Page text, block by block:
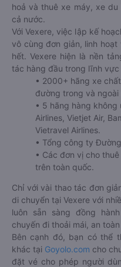
hoả và thuê xe máy, xe
cả nước.
Với Vexere, việc lập kế
vô cùng đơn giản, linh
hết. Vexere hiện là nền
tác hàng đầu trong lĩnh vực
• 2000+ hãng xe
đường trong và ngoài
• 5 hãng hàng không
Airlines, Vietjet Air,
Vietravel Airlines.
• Tổng công ty
• Các đơn vị cho
trên toàn quốc.
Chỉ với vài thao tác đơn
di chuyển tại Vexere với
luôn sẵn sàng đồng
chuyến đi thoải mái, an
Bên cạnh đó, bạn có thể
khác tại Goyolo.com cho
đặt vé cho phép người